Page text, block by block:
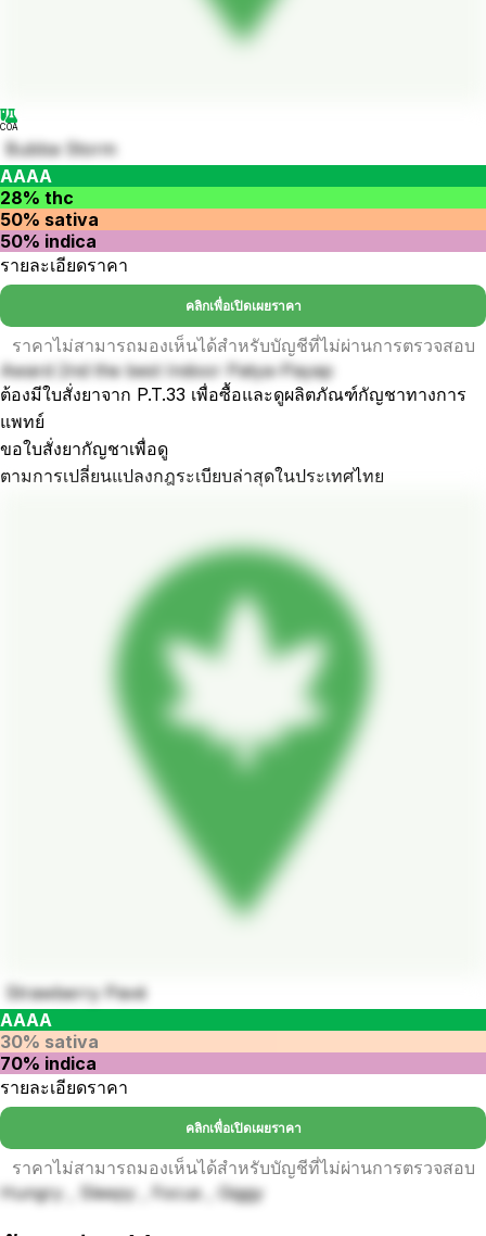
COA
Bubba Storm
AAAA
28% thc
50% sativa
50% indica
รายละเอียดราคา
คลิกเพื่อเปิดเผยราคา
ราคาไม่สามารถมองเห็นได้สำหรับบัญชีที่ไม่ผ่านการตรวจสอบ
Award 2nd the best Indoor Patya-Payap
ต้องมีใบสั่งยาจาก P.T.33 เพื่อซื้อและดูผลิตภัณฑ์กัญชาทางการ
แพทย์
ขอใบสั่งยากัญชาเพื่อดู
ตามการเปลี่ยนแปลงกฎระเบียบล่าสุดในประเทศไทย
Strawberry Pavé
AAAA
30% sativa
70% indica
รายละเอียดราคา
คลิกเพื่อเปิดเผยราคา
ราคาไม่สามารถมองเห็นได้สำหรับบัญชีที่ไม่ผ่านการตรวจสอบ
Hungry , Sleepy , Focus , Giggy